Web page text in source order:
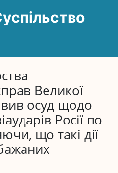
Великої
осуд щодо
Росії по
що такі дії